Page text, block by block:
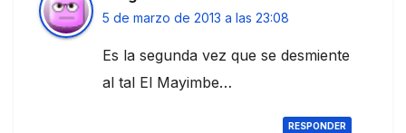
5 de marzo de 2013 a las 23:08
Es la segunda vez que se desmiente
al tal El Mayimbe…
RESPONDER